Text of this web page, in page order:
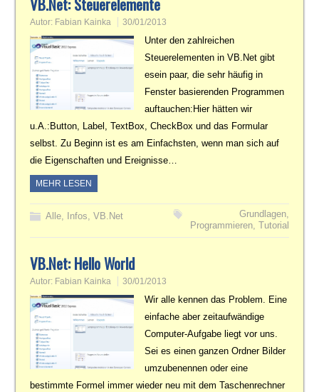
Autor: Fabian Kainka 30/01/2013
Unter den zahlreichen
Steuerelementen in VB.Net gibt
esein paar, die sehr häufig in
Fenster basierenden Programmen
auftauchen:Hier hätten wir
u.A.:Button, Label, TextBox, CheckBox und das Formular
selbst. Zu Beginn ist es am Einfachsten, wenn man sich auf
die Eigenschaften und Ereignisse…
MEHR LESEN
Alle, Infos,VB.Net Grundlagen,
Programmieren, Tutorial
VB.Net: Hello World
Autor: Fabian Kainka 30/01/2013
Wir alle kennen das Problem. Eine
einfache aber zeitaufwändige
Computer-Aufgabe liegt vor uns.
Sei es einen ganzen Ordner Bilder
umzubenennen oder eine
bestimmte Formel immer wieder neu mit dem Taschenrechner